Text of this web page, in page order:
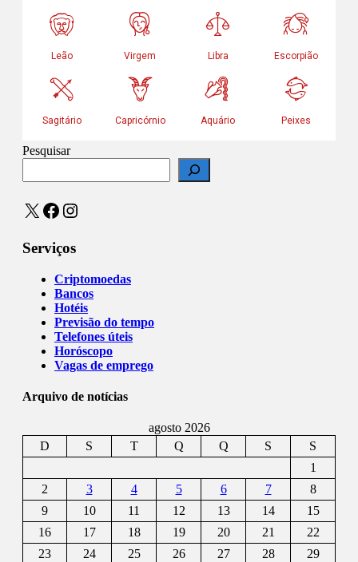
Pesquisar
X Facebook
Instagram
Serviços
Criptomoedas
Bancos
Hotéis
Previsão do tempo
Telefones úteis
Horóscopo
Vagas de emprego
Arquivo de notícias
agosto 2026
D
S T Q Q S
S
1
2
3 4 5 6 7
8
9
10 11 12 13 14
15
16
17 18 19 20 21
22
23
24 25 26 27 28
29